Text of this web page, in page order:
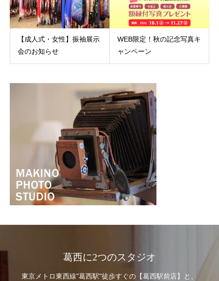
【成人式・女性】振袖展示
会のお知らせ
WEB限定！秋の記念写真キ
ャンペーン
葛西に2つのスタジオ
東京メトロ東西線"葛西駅"徒歩すぐの【葛西駅前店】と、